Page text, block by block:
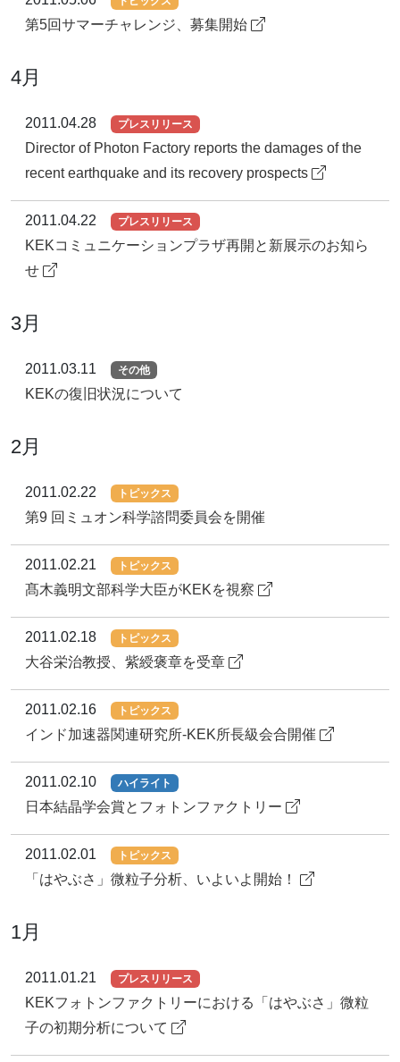
第5回サマーチャレンジ、募集開始
4月
2011.04.28 プレスリリース
Director of Photon Factory reports the damages of the
recent earthquake and its recovery prospects
2011.04.22 プレスリリース
KEKコミュニケーションプラザ再開と新展示のお知ら
せ
3月
2011.03.11 その他
KEKの復旧状況について
2月
2011.02.22 トピックス
第9 回ミュオン科学諮問委員会を開催
2011.02.21 トピックス
髙木義明文部科学大臣がKEKを視察
2011.02.18 トピックス
大谷栄治教授、紫綬褒章を受章
2011.02.16 トピックス
インド加速器関連研究所-KEK所長級会合開催
2011.02.10 ハイライト
日本結晶学会賞とフォトンファクトリー
2011.02.01 トピックス
「はやぶさ」微粒子分析、いよいよ開始！
1月
2011.01.21 プレスリリース
KEKフォトンファクトリーにおける「はやぶさ」微粒
子の初期分析について